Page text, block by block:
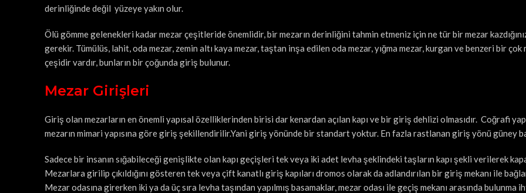
derinliğinde değil yüzeye yakın olur.
Ölü gömme gelenekleri kadar mezar çeşitleride önemlidir, bir mezarın derinliğini tahmin etmeniz için ne tür bir mezar
gerekir. Tümülüs, lahit, oda mezar, zemin altı kaya mezar, taştan inşa edilen oda mezar, yığma mezar, kurgan ve benzeri bir çok
çeşidir vardır, bunların bir çoğunda giriş bulunur.
Mezar Girişleri
Giriş olan mezarların en önemli yapısal özelliklerinden birisi dar kenardan açılan kapı ve bir giriş dehlizi olmasıdır. Coğrafi
mezarın mimari yapısına göre giriş şekillendirilir.Yani giriş yönünde bir standart yoktur. En fazla rastlanan giriş yönü güney
Sadece bir insanın sığabileceği genişlikte olan kapı geçişleri tek veya iki adet levha şeklindeki taşların kapı şekli verilerek
Mezarlara girilip çıkıldığını gösteren tek veya çift kanatlı giriş kapıları dromos olarak da adlandırılan bir giriş mekanı ile
Mezar odasına girerken iki ya da üç sıra levha taşından yapılmış basamaklar, mezar odası ile geçiş mekanı arasında bulunma